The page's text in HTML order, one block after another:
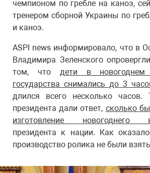
чемпионом по гребле на каноэ,
тренером сборной Украины по
и каноэ.
ASPI news информировало, что в
Владимира Зеленского
том, что дети в
государства снимались до 3
длился всего несколько
президента дали ответ, сколько
изготовление новогоднего
президента к нации. Как
производство ролика не были